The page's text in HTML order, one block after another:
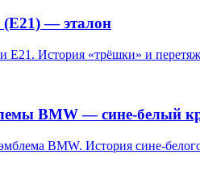
(E21) — эталон
E21. История «трёшки» и
BMW — сине-белый
эмблема BMW. История сине-